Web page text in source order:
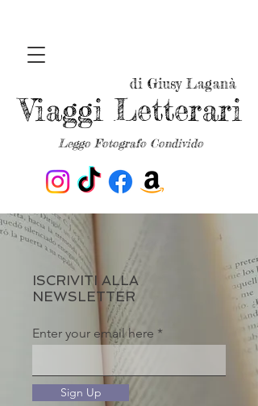
Leggo Fotografo Condivido
Viaggi Letterari
di Giusy Laganà
ISCRIVITI ALLA
NEWSLETTER
Enter your email here
Sign Up